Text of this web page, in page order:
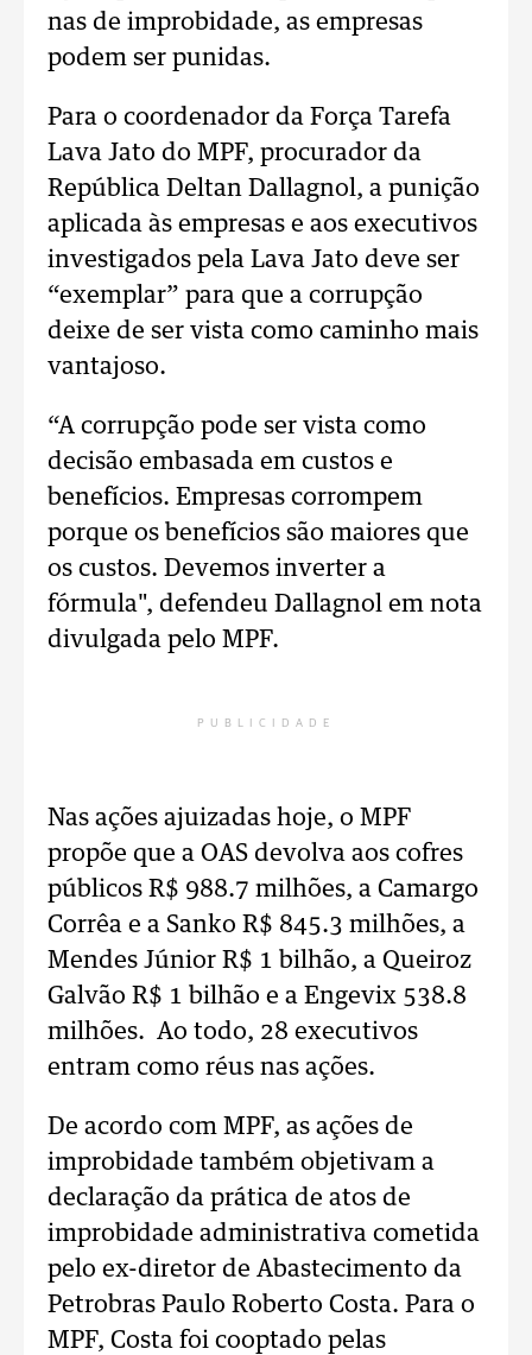
nas de improbidade, as empresas
podem ser punidas.
Para o coordenador da Força Tarefa
Lava Jato do MPF, procurador da
República Deltan Dallagnol, a punição
aplicada às empresas e aos executivos
investigados pela Lava Jato deve ser
“exemplar” para que a corrupção
deixe de ser vista como caminho mais
vantajoso.
“A corrupção pode ser vista como
decisão embasada em custos e
benefícios. Empresas corrompem
porque os benefícios são maiores que
os custos. Devemos inverter a
fórmula", defendeu Dallagnol em nota
divulgada pelo MPF.
PUBLICIDADE
Nas ações ajuizadas hoje, o MPF
propõe que a OAS devolva aos cofres
públicos R$ 988.7 milhões, a Camargo
Corrêa e a Sanko R$ 845.3 milhões, a
Mendes Júnior R$ 1 bilhão, a Queiroz
Galvão R$ 1 bilhão e a Engevix 538.8
milhões. Ao todo, 28 executivos
entram como réus nas ações.
De acordo com MPF, as ações de
improbidade também objetivam a
declaração da prática de atos de
improbidade administrativa cometida
pelo ex-diretor de Abastecimento da
Petrobras Paulo Roberto Costa. Para o
MPF, Costa foi cooptado pelas